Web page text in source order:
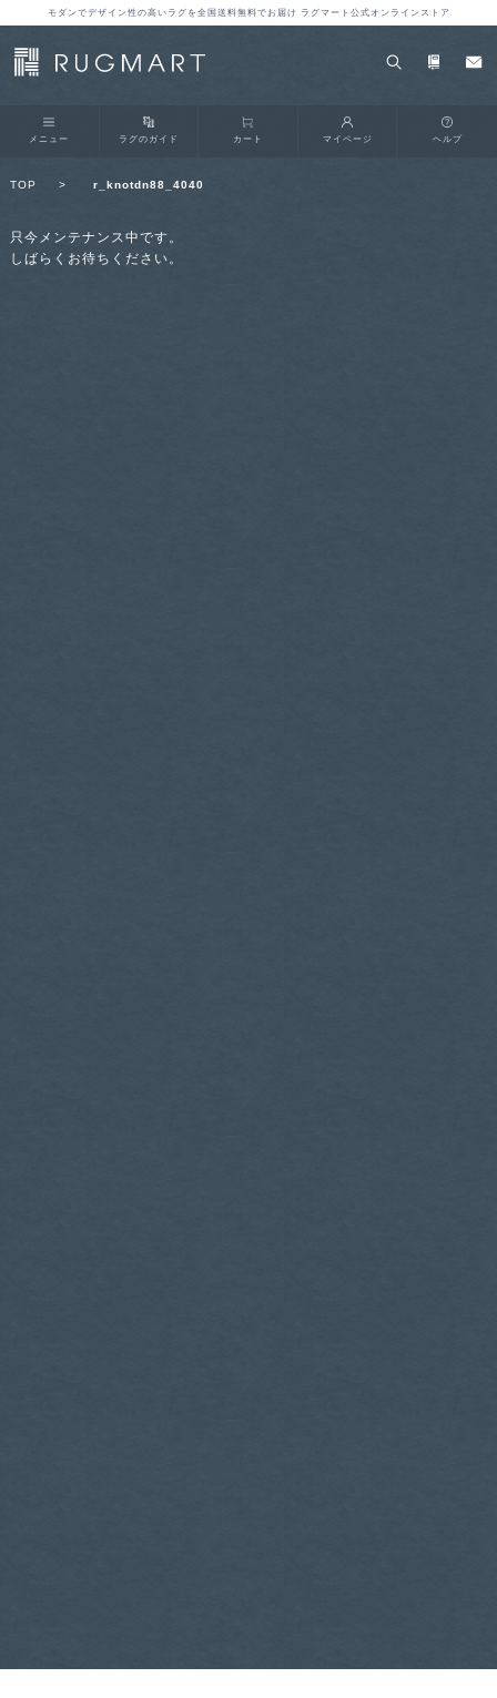
モダンでデザイン性の高いラグを全国送料無料でお届け ラグマート公式オンラインストア
メニュー ラグのガイド カート マイページ ヘルプ
TOP > r_knotdn88_4040
只今メンテナンス中です。
しばらくお待ちください。